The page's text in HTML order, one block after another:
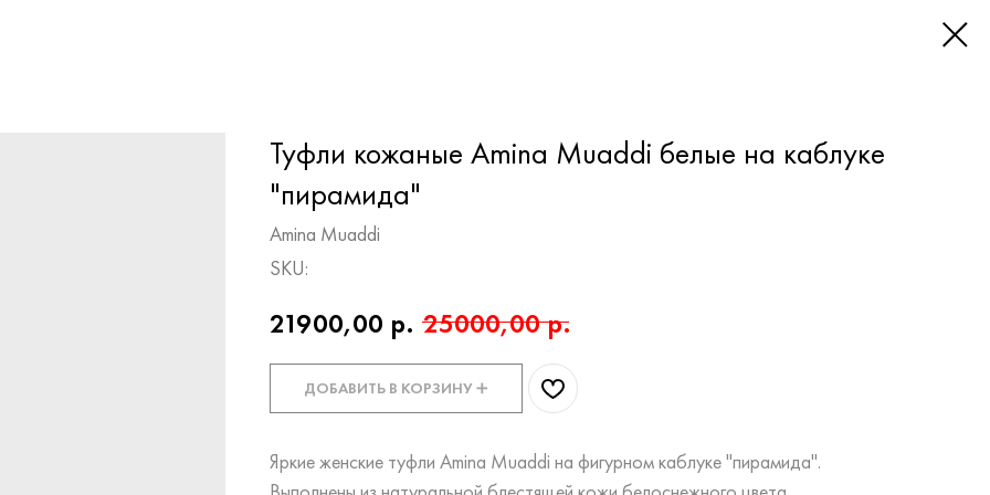
Туфли кожаные Amina Muaddi белые на каблуке
"пирамида"
Amina Muaddi
SKU:
21900,00 р. 25000,00 р.
ДОБАВИТЬ В КОРЗИНУ ➕
Яркие женские туфли Amina Muaddi на фигурном каблуке "пирамида".